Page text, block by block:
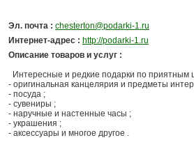
Эл. почта : chesterton@podarki-1.ru
Интернет-адрес : http://podarki-1.ru
Описание товаров и услуг :
Интересные и редкие подарки по приятным
- оригинальная канцелярия и предметы
- посуда ;
- сувениры ;
- наручные и настенные часы ;
- украшения ;
- аксессуары и многое другое .